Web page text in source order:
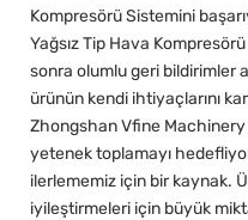
Kompresörü Sistemini
Yağsız Tip Hava
sonra olumlu geri bildirimler
ürünün kendi ihtiyaçlarını
Zhongshan Vfine
yetenek toplamayı
ilerlememiz için bir kaynak.
iyileştirmeleri için büyük